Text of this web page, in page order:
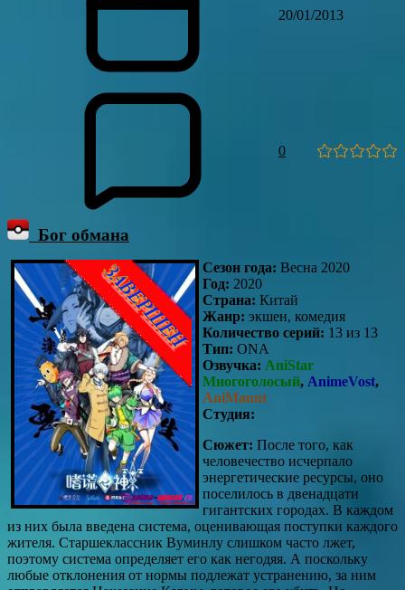
20/01/2013
0
Бог обмана
Сезон года: Весна 2020
Год: 2020
Страна: Китай
Жанр: экшен, комедия
Количество серий: 13 из 13
Тип: ONA
Озвучка: AniStar
Многоголосый, AnimeVost,
AniMaunt
Студия:
Сюжет: После того, как
человечество исчерпало
энергетические ресурсы, оно
поселилось в двенадцати
гигантских городах. В каждом
из них была введена система, оценивающая поступки каждого
жителя. Старшеклассник Вуминлу слишком часто лжет,
поэтому система определяет его как негодяя. А поскольку
любые отклонения от нормы подлежат устранению, за ним